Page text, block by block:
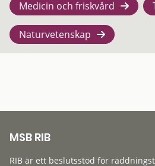
Medicin och friskvård
Naturvetenskap
MSB RIB
RIB är ett beslutsstöd för